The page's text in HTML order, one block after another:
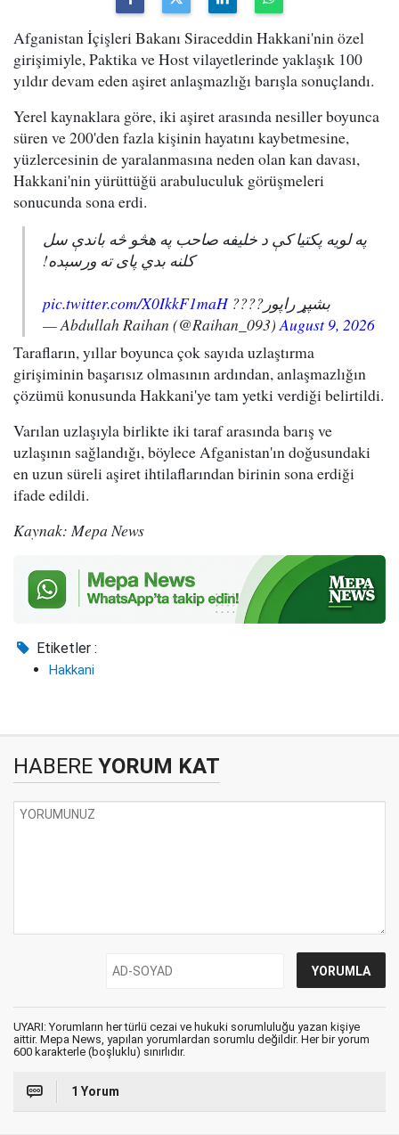
Afganistan İçişleri Bakanı Siraceddin Hakkani'nin özel
girişimiyle, Paktika ve Host vilayetlerinde yaklaşık 100
yıldır devam eden aşiret anlaşmazlığı barışla sonuçlandı.
Yerel kaynaklara göre, iki aşiret arasında nesiller boyunca
süren ve 200'den fazla kişinin hayatını kaybetmesine,
yüzlercesinin de yaralanmasına neden olan kan davası,
Hakkani'nin yürüttüğü arabuluculuk görüşmeleri
sonucunda sona erdi.
په لویه پکتیا کې د خلیفه صاحب په هڅو څه باندې سل
کلنه بدي پای ته ورسېده!
بشپړ راپور????pic.twitter.com/X0IkkF1maH
— Abdullah Raihan (@Raihan_093)August 9, 2026
Tarafların, yıllar boyunca çok sayıda uzlaştırma
girişiminin başarısız olmasının ardından, anlaşmazlığın
çözümü konusunda Hakkani'ye tam yetki verdiği belirtildi.
Varılan uzlaşıyla birlikte iki taraf arasında barış ve
uzlaşının sağlandığı, böylece Afganistan'ın doğusundaki
en uzun süreli aşiret ihtilaflarından birinin sona erdiği
ifade edildi.
Kaynak: Mepa News
Etiketler :
Hakkani
HABERE YORUM KAT
UYARI: Yorumların her türlü cezai ve hukuki sorumluluğu yazan kişiye
aittir. Mepa News, yapılan yorumlardan sorumlu değildir. Her bir yorum
600 karakterle (boşluklu) sınırlıdır.
1 Yorum